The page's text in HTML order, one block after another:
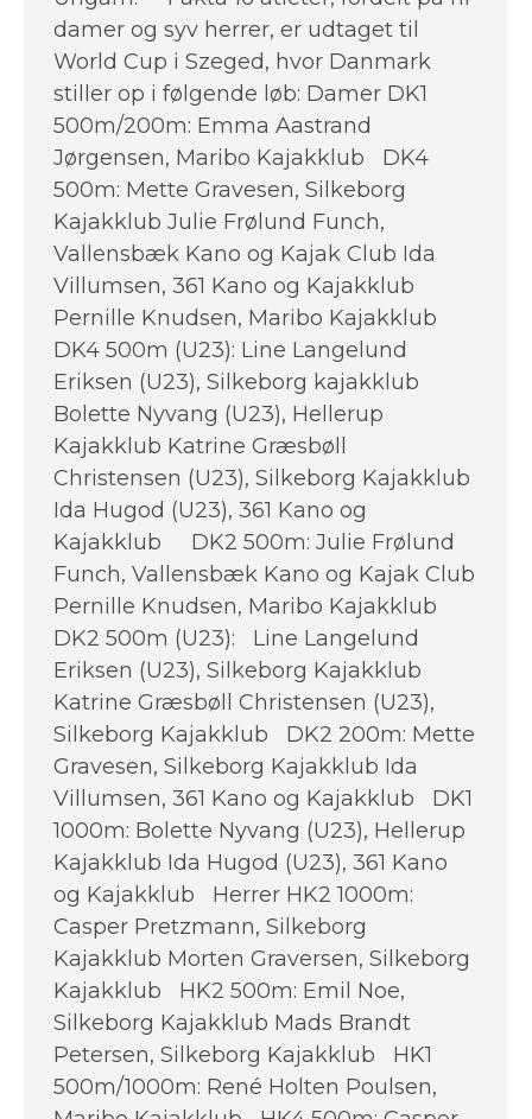
damer og syv herrer, er udtaget til
World Cup i Szeged, hvor Danmark
stiller op i følgende løb: Damer DK1
500m/200m: Emma Aastrand
Jørgensen, Maribo Kajakklub DK4
500m: Mette Gravesen, Silkeborg
Kajakklub Julie Frølund Funch,
Vallensbæk Kano og Kajak Club Ida
Villumsen, 361 Kano og Kajakklub
Pernille Knudsen, Maribo Kajakklub
DK4 500m (U23): Line Langelund
Eriksen (U23), Silkeborg kajakklub
Bolette Nyvang (U23), Hellerup
Kajakklub Katrine Græsbøll
Christensen (U23), Silkeborg Kajakklub
Ida Hugod (U23), 361 Kano og
Kajakklub DK2 500m: Julie Frølund
Funch, Vallensbæk Kano og Kajak Club
Pernille Knudsen, Maribo Kajakklub
DK2 500m (U23): Line Langelund
Eriksen (U23), Silkeborg Kajakklub
Katrine Græsbøll Christensen (U23),
Silkeborg Kajakklub DK2 200m: Mette
Gravesen, Silkeborg Kajakklub Ida
Villumsen, 361 Kano og Kajakklub DK1
1000m: Bolette Nyvang (U23), Hellerup
Kajakklub Ida Hugod (U23), 361 Kano
og Kajakklub Herrer HK2 1000m:
Casper Pretzmann, Silkeborg
Kajakklub Morten Graversen, Silkeborg
Kajakklub HK2 500m: Emil Noe,
Silkeborg Kajakklub Mads Brandt
Petersen, Silkeborg Kajakklub HK1
500m/1000m: René Holten Poulsen,